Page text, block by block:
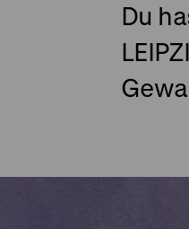
Du